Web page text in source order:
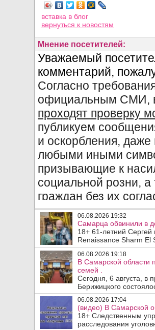
вставка в блог
вернуться к новостям
Мнение посетителей:
06.08.2026 19:32
Самарца обвинили в
18+ 61-летний
Renaissance Sharm El
06.08.2026 19:18
В Самарской области
семей .
Сегодня, 6 августа, в
Берижицкого
06.08.2026 17:04
(видео) В Самарской
18+ Следственным
расследования